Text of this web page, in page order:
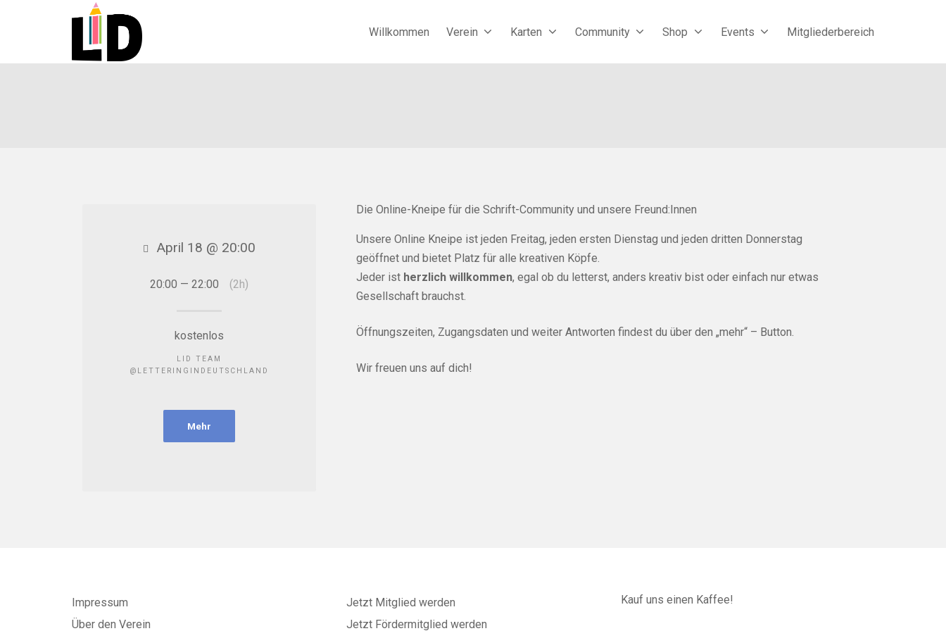
Willkommen Verein Karten Community Shop Events Mitgliederbereich
Die Online-Kneipe für die Schrift-Community und unsere Freund:Innen
Unsere Online Kneipe ist jeden Freitag, jeden ersten Dienstag und jeden dritten Donnerstag
geöffnet und bietet Platz für alle kreativen Köpfe.
Jeder ist herzlich willkommen, egal ob du letterst, anders kreativ bist oder einfach nur etwas
Gesellschaft brauchst.
Öffnungszeiten, Zugangsdaten und weiter Antworten findest du über den „mehr“ – Button.
Wir freuen uns auf dich!
April 18 @ 20:00
20:00 — 22:00 (2h)
kostenlos
LID TEAM
@LETTERINGINDEUTSCHLAND
Mehr
Impressum
Über den Verein
Jetzt Mitglied werden
Jetzt Fördermitglied werden
Kauf uns einen Kaffee!